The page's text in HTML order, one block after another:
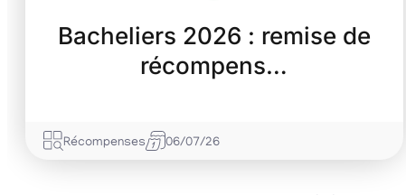
Bacheliers 2026 : remise de
récompens…
Récompenses 06/07/26